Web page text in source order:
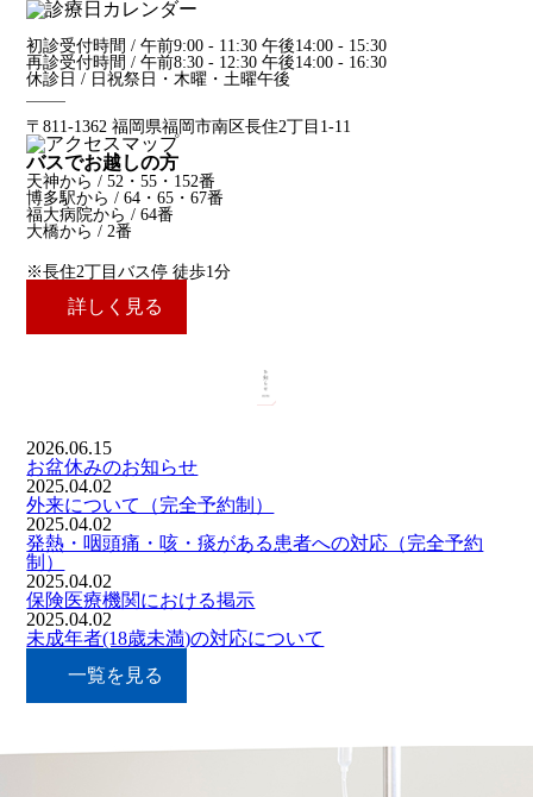
初診受付時間 / 午前9:00 - 11:30 午後14:00 - 15:30
再診受付時間 / 午前8:30 - 12:30 午後14:00 - 16:30
休診日 / 日祝祭日・木曜・土曜午後
〒811-1362 福岡県福岡市南区長住2丁目1-11
バスでお越しの方
天神から / 52・55・152番
博多駅から / 64・65・67番
福大病院から / 64番
大橋から / 2番
※長住2丁目バス停 徒歩1分
詳しく見る
2026.06.15
お盆休みのお知らせ
2025.04.02
外来について（完全予約制）
2025.04.02
発熱・咽頭痛・咳・痰がある患者への対応（完全予約
制）
2025.04.02
保険医療機関における掲示
2025.04.02
未成年者(18歳未満)の対応について
一覧を見る